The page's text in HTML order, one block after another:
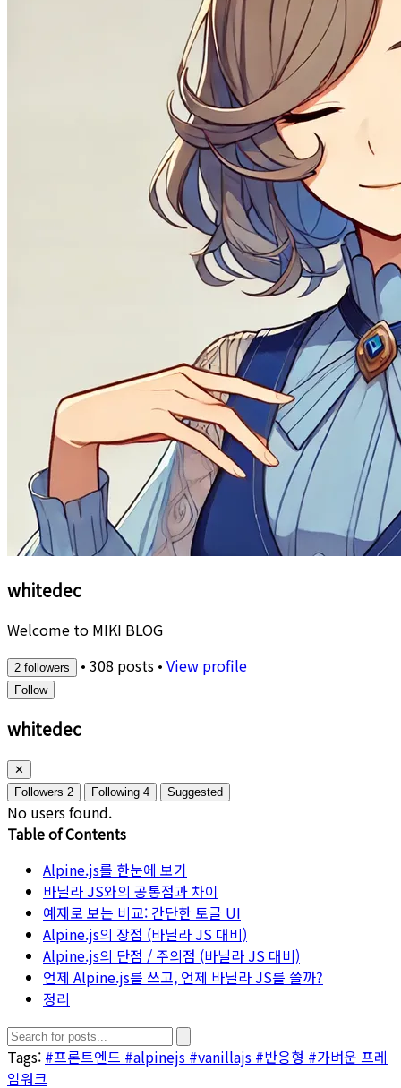
whitedec
Welcome to MIKI BLOG
2 followers • 308 posts • View profile
Follow
whitedec
✕
Followers 2 Following 4 Suggested
No users found.
Table of Contents
Alpine.js를 한눈에 보기
바닐라 JS와의 공통점과 차이
예제로 보는 비교: 간단한 토글 UI
Alpine.js의 장점 (바닐라 JS 대비)
Alpine.js의 단점 / 주의점 (바닐라 JS 대비)
언제 Alpine.js를 쓰고, 언제 바닐라 JS를 쓸까?
정리
Tags: #프론트엔드 #alpinejs #vanillajs #반응형 #가벼운 프레
임워크